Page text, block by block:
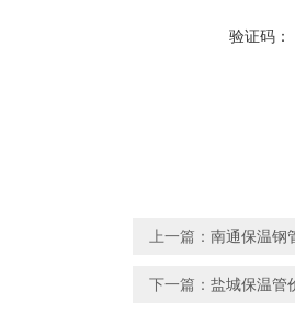
验证码：
上一篇： 南通保温钢
下一篇： 盐城保温管